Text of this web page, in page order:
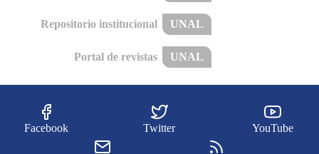
Repositorio institucional UNAL
Portal de revistas UNAL
Facebook Twitter YouTube